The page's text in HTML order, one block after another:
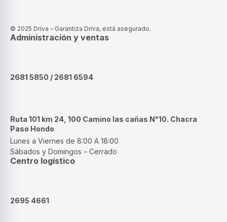
© 2025 Driva – Garantiza Driva, está asegurado.
Administración y ventas
2681 5850 / 2681 6594
Ruta 101 km 24, 100 Camino las cañas N°10. Chacra
Paso Hondo
Lunes a Viernes de 8:00 A 18:00
Sábados y Domingos – Cerrado
Centro logístico
2695 4661